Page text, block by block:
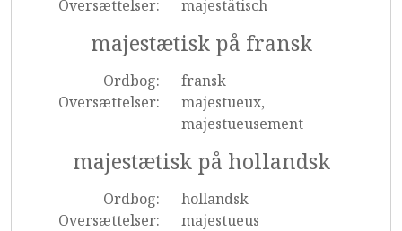
Oversættelser:
majestätisch
majestætisk på fransk
Ordbog:
fransk
Oversættelser:
majestueux,
majestueusement
majestætisk på hollandsk
Ordbog:
hollandsk
Oversættelser:
majestueus